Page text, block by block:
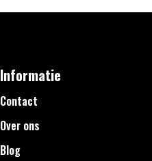
Informatie
Contact
Over ons
Blog